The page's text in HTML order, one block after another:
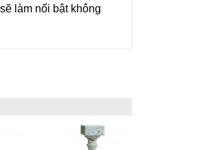
làm nổi bật không